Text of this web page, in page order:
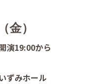
金）
演19:00から
ずみホール